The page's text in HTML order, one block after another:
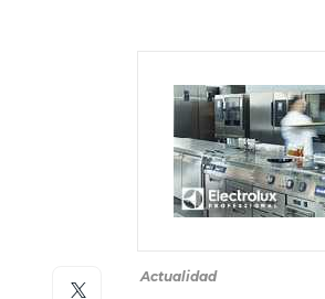
Actualidad